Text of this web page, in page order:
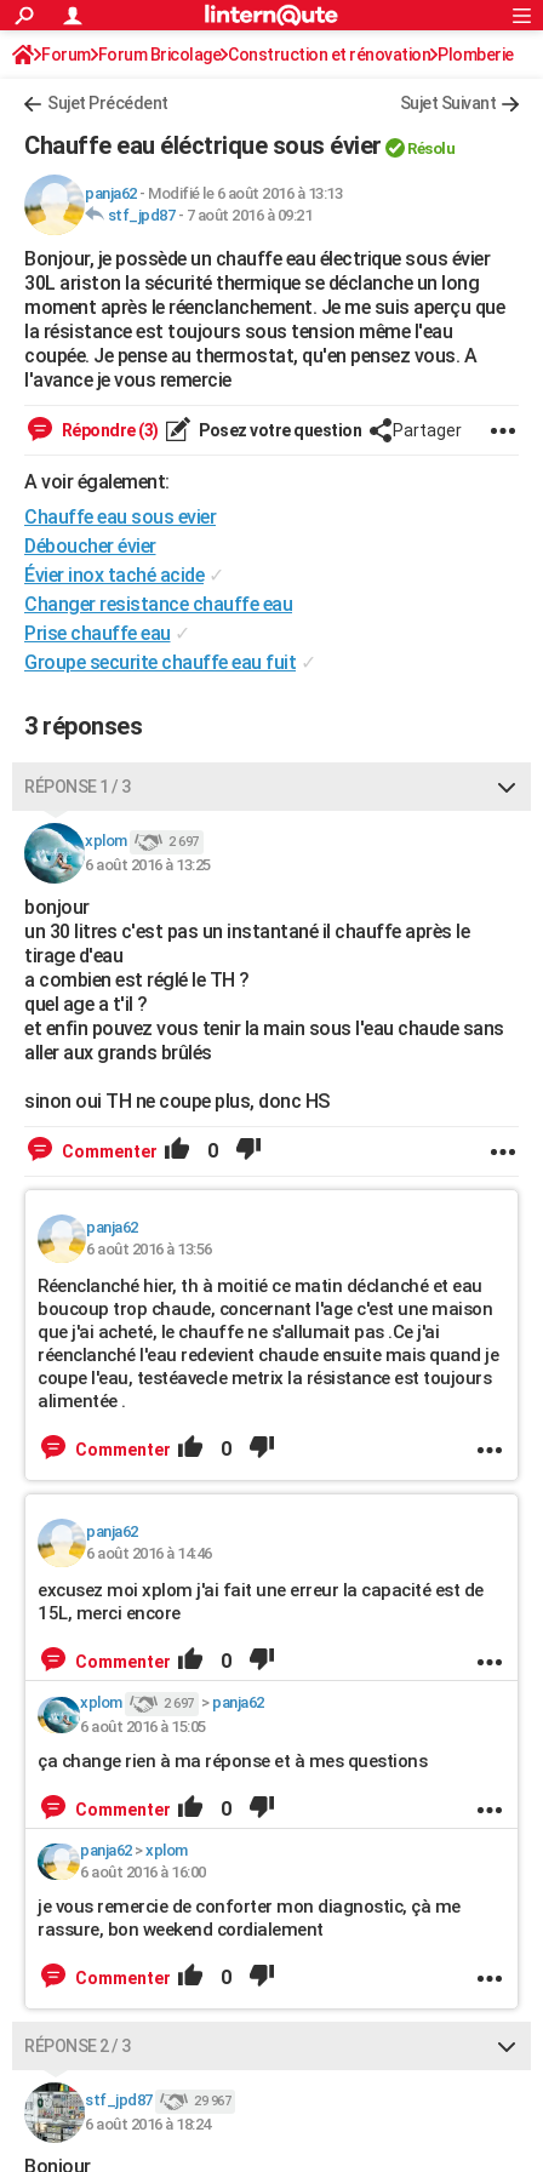
ACTUALITÉS
Politique
Société
Faits Divers
Education
Monde
Villes
+
FINANCE
Retraite
Impôts
Epargne
Immobilier
Risques naturels par ville
Banque
Assurance
Crédit
AUTO
Essais
Réserver un essai
Citadines
Berlines
SUV
Forum auto
+HIGH-TECH
Mobiles
Meilleur smartphone
Internet
Ordinateurs
Jeux vidéo
Guide high-tech
+BRICOLAGE
Forum
Aménagement intérieur
Extérieur
Cuisine
Salle de bains
Jardinage
Rangement
WEEK-END
Guides de France
Escapades
Patrimoine
Expositions
Musées
Week-end nature
LIFESTYLE
SANTE
Alimentation
Guide de la santé
Maladies
Médicaments
Sommeil
VOYAGE
Destinations
City break
Voyage nature
Voyage de noces
Forum
Climat
+PHOTO
GUIDES D'ACHAT
BONS PLANS
CARTE DE VOEUX
COPAINS D'AVANT
S'inscrire
Se connecter
Lycées
Collèges
Primaires
Universités
Entreprises
Service militaire
Avis de recherche
AVIS DE DÉCÈS
FORUM
Bricolage
Lifestyle
Culture
Sport
Auto
Television
Voyage
Cinema
Rechercher
S'inscrire
Connexion
Forum Forum Bricolage Construction et rénovation Plomberie
Sujet Précédent Sujet Suivant
Chauffe eau éléctrique sous évier Résolu
panja62- Modifié le 6 août 2016 à 13:13
stf_jpd87- 7 août 2016 à 09:21
Bonjour, je possède un chauffe eau électrique sous évier
30L ariston la sécurité thermique se déclanche un long
moment après le réenclanchement. Je me suis aperçu que
la résistance est toujours sous tension même l'eau
coupée. Je pense au thermostat, qu'en pensez vous. A
l'avance je vous remercie
Répondre (3) Posez votre question Partager
A voir également:
Chauffe eau sous evier
Déboucher évier
Évier inox taché acide ✓
Changer resistance chauffe eau
Prise chauffe eau ✓
Groupe securite chauffe eau fuit ✓
3 réponses
RÉPONSE 1 / 3
xplom 2 697
6 août 2016 à 13:25
bonjour
un 30 litres c'est pas un instantané il chauffe après le
tirage d'eau
a combien est réglé le TH ?
quel age a t'il ?
et enfin pouvez vous tenir la main sous l'eau chaude sans
aller aux grands brûlés
sinon oui TH ne coupe plus, donc HS
Commenter 0
panja62
6 août 2016 à 13:56
Réenclanché hier, th à moitié ce matin déclanché et eau
boucoup trop chaude, concernant l'age c'est une maison
que j'ai acheté, le chauffe ne s'allumait pas .Ce j'ai
réenclanché l'eau redevient chaude ensuite mais quand je
coupe l'eau, testéavecle metrix la résistance est toujours
alimentée .
Commenter 0
panja62
6 août 2016 à 14:46
excusez moi xplom j'ai fait une erreur la capacité est de
15L, merci encore
Commenter 0
xplom 2 697 > panja62
6 août 2016 à 15:05
ça change rien à ma réponse et à mes questions
Commenter 0
panja62>xplom
6 août 2016 à 16:00
je vous remercie de conforter mon diagnostic, çà me
rassure, bon weekend cordialement
Commenter 0
RÉPONSE 2 / 3
stf_jpd87 29 967
6 août 2016 à 18:24
Bonjour